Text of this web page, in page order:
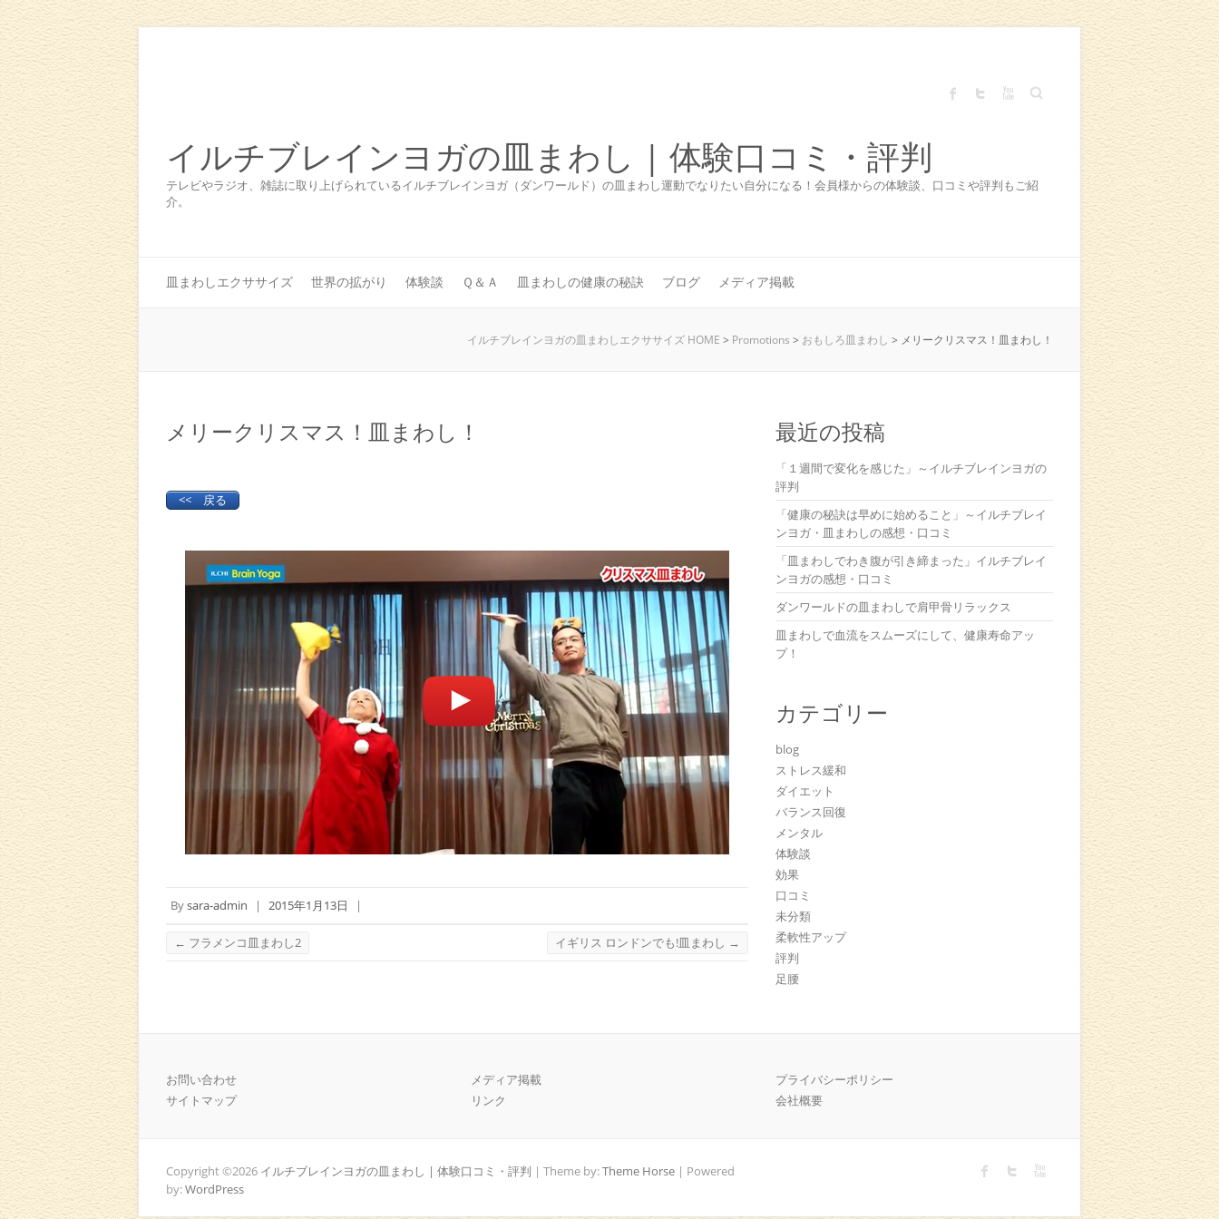
Search
イルチブレインヨガの皿まわし | 体験口コミ・評判
テレビやラジオ、雑誌に取り上げられているイルチブレインヨガ（ダンワールド）の皿まわし運動でなりたい自分になる！会員様からの体験談、口コミや評判もご紹
介。
皿まわしエクササイズ 世界の拡がり 体験談 Ｑ＆Ａ 皿まわしの健康の秘訣 ブログ メディア掲載
イルチブレインヨガの皿まわしエクササイズ HOME > Promotions > おもしろ皿まわし > メリークリスマス！皿まわし！
メリークリスマス！皿まわし！
<< 戻る
Bysara-admin | 2015年1月13日 |
← フラメンコ皿まわし2 イギリス ロンドンでも!皿まわし →
最近の投稿
「１週間で変化を感じた」～イルチブレインヨガの
評判
「健康の秘訣は早めに始めること」～イルチブレイ
ンヨガ・皿まわしの感想・口コミ
「皿まわしでわき腹が引き締まった」イルチブレイ
ンヨガの感想・口コミ
ダンワールドの皿まわしで肩甲骨リラックス
皿まわしで血流をスムーズにして、健康寿命アッ
プ！
カテゴリー
blog
ストレス緩和
ダイエット
バランス回復
メンタル
体験談
効果
口コミ
未分類
柔軟性アップ
評判
足腰
お問い合わせ
サイトマップ
メディア掲載
リンク
プライバシーポリシー
会社概要
Copyright ©2026 イルチブレインヨガの皿まわし | 体験口コミ・評判 | Theme by:Theme Horse | Powered
by:WordPress